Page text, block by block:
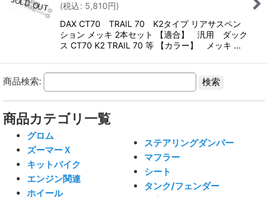
(税込: 5,810円)
DAX CT70 TRAIL 70 K2タイプ リアサスペン
ション メッキ 2本セット 【適合】 汎用 ダック
ス CT70 K2 TRAIL 70 等 【カラー】 メッキ …
商品検索:
商品カテゴリ一覧
グロム
ズーマーＸ
キットバイク
エンジン関連
ホイール
ステアリングダンパー
マフラー
シート
タンク/フェンダー